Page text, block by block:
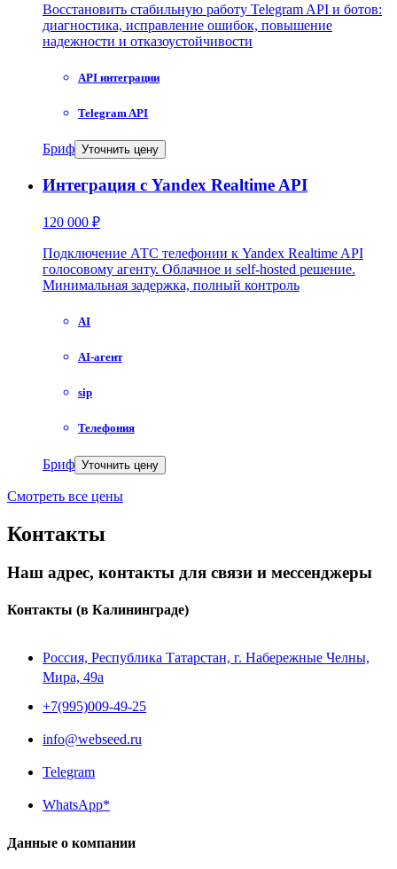
Восстановить стабильную работу Telegram API и ботов:
диагностика, исправление ошибок, повышение
надежности и отказоустойчивости
API интеграции
Telegram API
Бриф Уточнить цену
Интеграция с Yandex Realtime API
120 000 ₽
Подключение АТС телефонии к Yandex Realtime API
голосовому агенту. Облачное и self-hosted решение.
Минимальная задержка, полный контроль
AI
AI-агент
sip
Телефония
Бриф Уточнить цену
Смотреть все цены
Контакты
Наш адрес, контакты для связи и мессенджеры
Контакты (в Калининграде)
Россия, Республика Татарстан, г. Набережные Челны,
Мира, 49a
+7(995)009-49-25
info@webseed.ru
Telegram
WhatsApp*
Данные о компании